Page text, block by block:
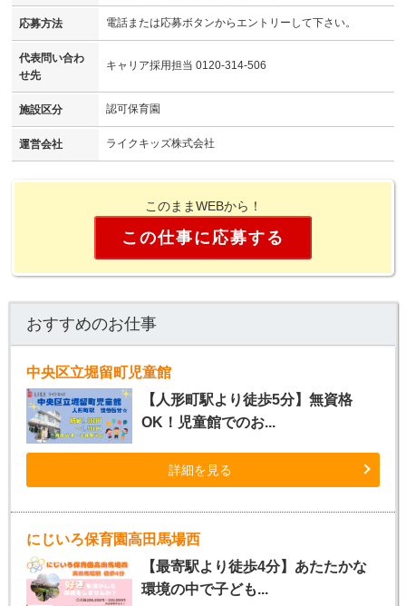
応募方法 電話または応募ボタンからエントリーして下さい。
代表問い合わ
せ先
キャリア採用担当 0120-314-506
施設区分 認可保育園
運営会社 ライクキッズ株式会社
このままWEBから！
この仕事に応募する
おすすめのお仕事
中央区立堀留町児童館
【人形町駅より徒歩5分】無資格
OK！児童館でのお...
詳細を見る
にじいろ保育園高田馬場西
【最寄駅より徒歩4分】あたたかな
環境の中で子ども...